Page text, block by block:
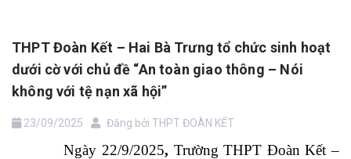
THPT Đoàn Kết – Hai Bà Trưng tổ chức sinh hoạt
dưới cờ với chủ đề “An toàn giao thông – Nói
không với tệ nạn xã hội”
23/09/2025 Đăng bởi THPT ĐOÀN KẾT
Ngày 22/9/2025, Trường THPT Đoàn Kết –